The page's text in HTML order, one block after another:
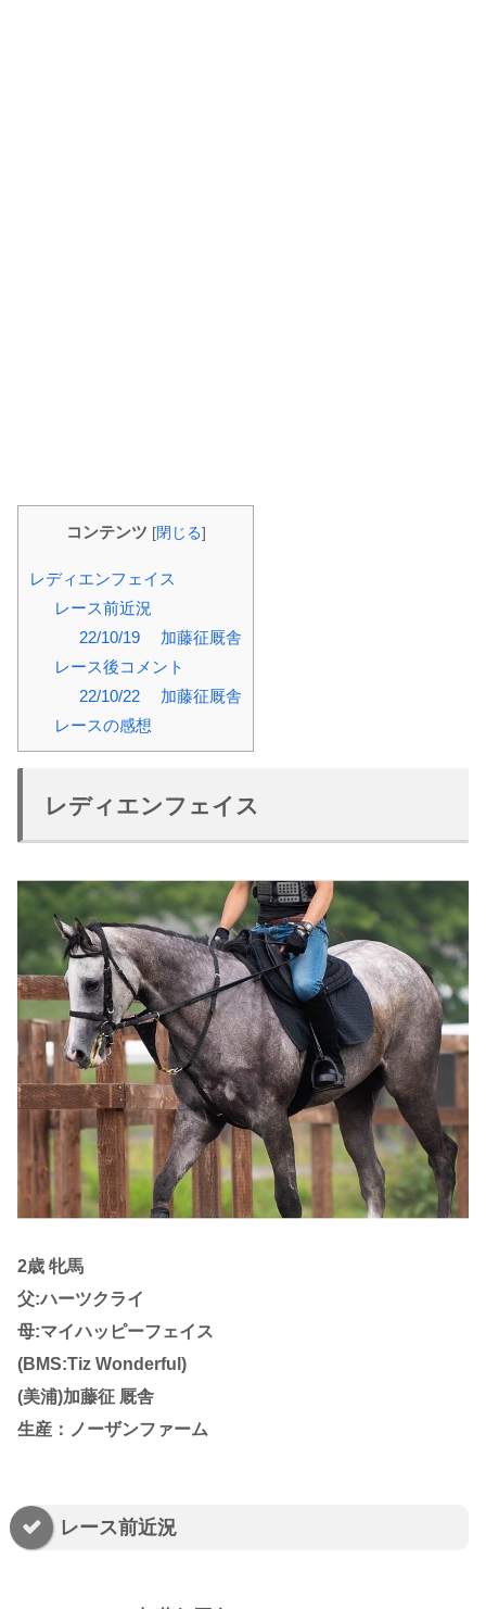
コンテンツ [閉じる]
レディエンフェイス
レース前近況
22/10/19 加藤征厩舎
レース後コメント
22/10/22 加藤征厩舎
レースの感想
レディエンフェイス
2歳 牝馬
父:ハーツクライ
母:マイハッピーフェイス
(BMS:Tiz Wonderful)
(美浦)加藤征 厩舎
生産：ノーザンファーム
レース前近況